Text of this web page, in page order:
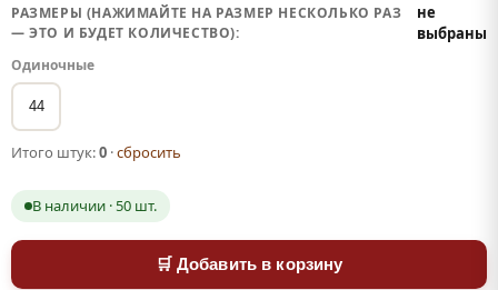
РАЗМЕРЫ (НАЖИМАЙТЕ НА РАЗМЕР НЕСКОЛЬКО РАЗ
— ЭТО И БУДЕТ КОЛИЧЕСТВО):
не
выбраны
Одиночные
44
Итого штук:0 ·сбросить
В наличии · 50 шт.
🛒 Добавить в корзину